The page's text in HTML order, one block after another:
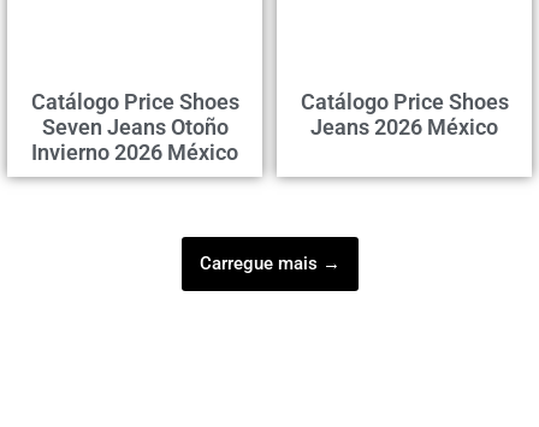
Catálogo Price Shoes
Seven Jeans Otoño
Invierno 2026 México
Catálogo Price Shoes
Jeans 2026 México
Carregue mais →